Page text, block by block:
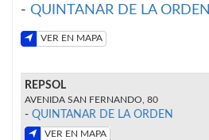
- QUINTANAR DE LA ORDEN
VER EN MAPA
REPSOL
AVENIDA SAN FERNANDO, 80
- QUINTANAR DE LA ORDEN
VER EN MAPA